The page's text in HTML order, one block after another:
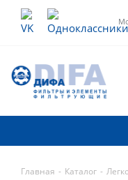
Главная - Каталог -